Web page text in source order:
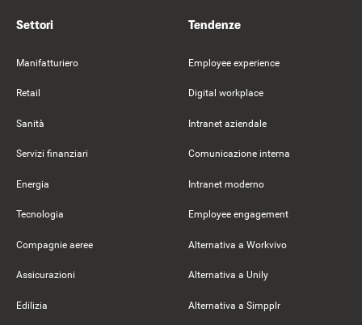
Settori
Manifatturiero
Retail
Sanità
Servizi finanziari
Energia
Tecnologia
Compagnie aeree
Assicurazioni
Edilizia
Tendenze
Employee experience
Digital workplace
Intranet aziendale
Comunicazione interna
Intranet moderno
Employee engagement
Alternativa a Workvivo
Alternativa a Unily
Alternativa a Simpplr